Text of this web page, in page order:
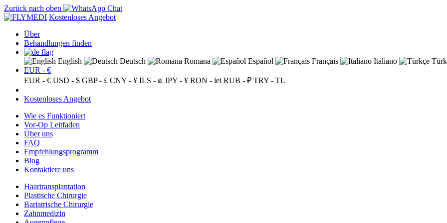
Zurück nach oben
Kostenloses Angebot
Über
Behandlungen finden
English Deutsch Romana Español Français Italiano
EUR - €
EUR - € USD - $ GBP - £ CNY - ¥ ILS - ₪ JPY - ¥ RON - lei RUB - ₽ TRY - TL
Kostenloses Angebot
Wie es Funktioniert
Vor-Op Leitfaden
Über uns
FAQ
Empfehlungsprogramm
Blog
Kontaktiere uns
Haartransplantation
Plastische Chirurgie
Bariatrische Chirurgie
Zahnmedizin